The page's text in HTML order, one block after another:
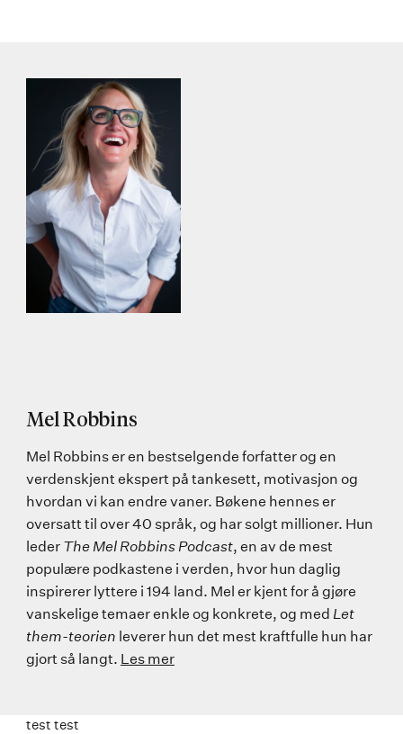
Mel Robbins
Mel Robbins er en bestselgende forfatter og en
verdenskjent ekspert på tankesett, motivasjon og
hvordan vi kan endre vaner. Bøkene hennes er
oversatt til over 40 språk, og har solgt millioner. Hun
leder The Mel Robbins Podcast, en av de mest
populære podkastene i verden, hvor hun daglig
inspirerer lyttere i 194 land. Mel er kjent for å gjøre
vanskelige temaer enkle og konkrete, og med Let
them-teorien leverer hun det mest kraftfulle hun har
gjort så langt. Les mer
test test